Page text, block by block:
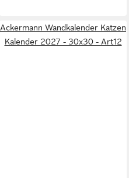
Ackermann Wandkalender Katzen
Kalender 2027 - 30x30 - Art12